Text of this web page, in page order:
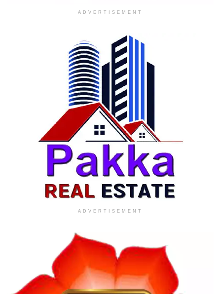
ADVERTISEMENT
ADVERTISEMENT